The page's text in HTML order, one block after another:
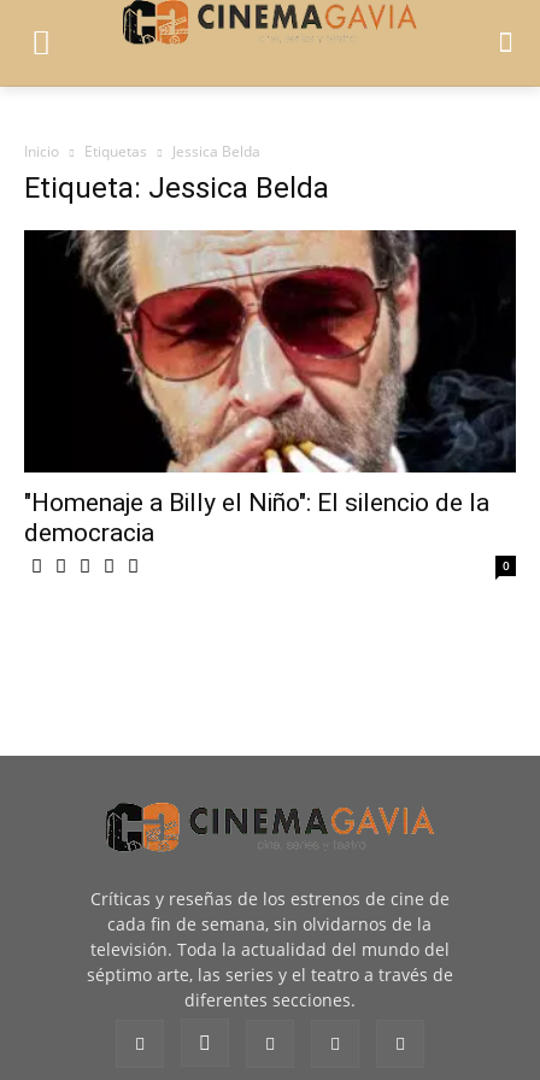
Inicio Etiquetas Jessica Belda
Etiqueta: Jessica Belda
"Homenaje a Billy el Niño": El silencio de la
democracia
0
Críticas y reseñas de los estrenos de cine de
cada fin de semana, sin olvidarnos de la
televisión. Toda la actualidad del mundo del
séptimo arte, las series y el teatro a través de
diferentes secciones.